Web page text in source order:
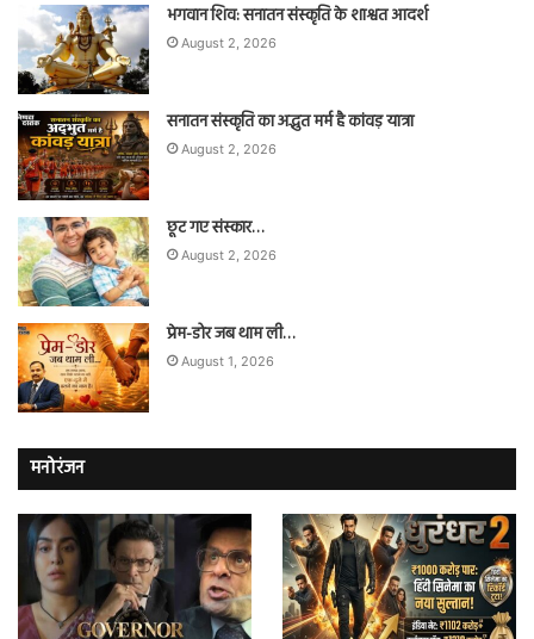
भगवान शिव: सनातन संस्कृति के शाश्वत आदर्श
August 2, 2026
सनातन संस्कृति का अद्भुत मर्म है कांवड़ यात्रा
August 2, 2026
छूट गए संस्कार…
August 2, 2026
प्रेम-डोर जब थाम ली…
August 1, 2026
मनोरंजन